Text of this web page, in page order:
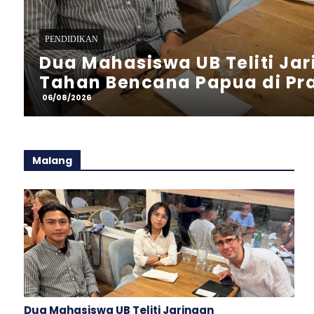
PENDIDIKAN
Sambut HUT RI, Mahasiswa
Kompak Ubah Wajah
06/08/2026
Malang
Dua Mahasiswa UB Teliti Jaringan